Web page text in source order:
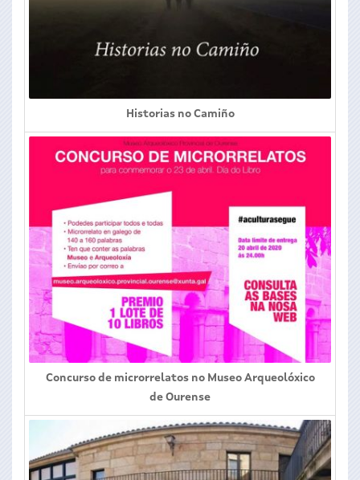
Historias no Camiño
Concurso de microrrelatos no Museo Arqueolóxico
de Ourense